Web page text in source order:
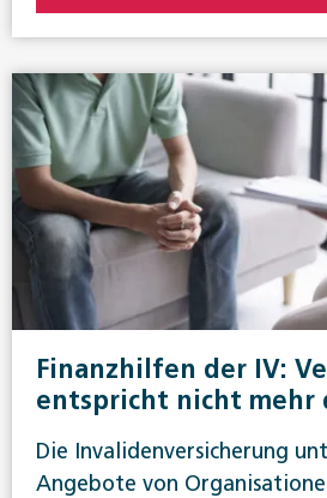
Finanzhilfen der IV:
entspricht nicht mehr
Die Invalidenversicherung
Angebote von